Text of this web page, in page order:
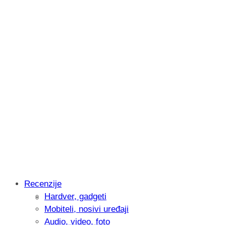
Intervju: Goran Jović, fotograf -
Recenzije
Hardver, gadgeti
Mobiteli, nosivi uređaji
Audio, video, foto